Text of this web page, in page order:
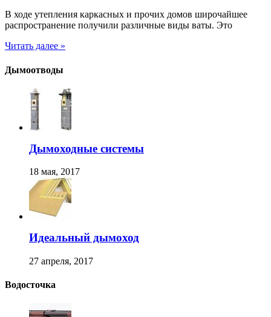
В ходе утепления каркасных и прочих домов широчайшее
распространение получили различные виды ваты. Это
Читать далее »
Дымоотводы
Дымоходные системы
18 мая, 2017
Идеальный дымоход
27 апреля, 2017
Водосточка